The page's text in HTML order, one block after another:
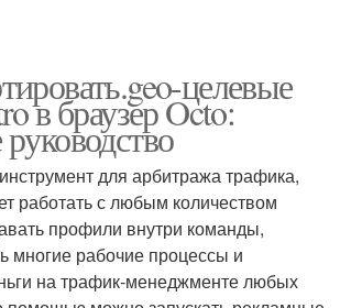
целевые
в браузер Octo:
для арбитража трафика,
работать с любым количеством
профили внутри команды,
многие рабочие процессы и
на трафик-менеджменте любых